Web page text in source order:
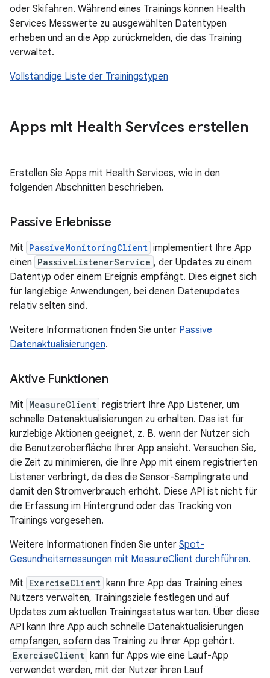
oder Skifahren. Während eines Trainings können Health
Services Messwerte zu ausgewählten Datentypen
erheben und an die App zurückmelden, die das Training
verwaltet.
Vollständige Liste der Trainingstypen
Apps mit Health Services erstellen
Erstellen Sie Apps mit Health Services, wie in den
folgenden Abschnitten beschrieben.
Passive Erlebnisse
Mit PassiveMonitoringClient implementiert Ihre App
einen PassiveListenerService , der Updates zu einem
Datentyp oder einem Ereignis empfängt. Dies eignet sich
für langlebige Anwendungen, bei denen Datenupdates
relativ selten sind.
Weitere Informationen finden Sie unter Passive
Datenaktualisierungen.
Aktive Funktionen
Mit MeasureClient registriert Ihre App Listener, um
schnelle Datenaktualisierungen zu erhalten. Das ist für
kurzlebige Aktionen geeignet, z. B. wenn der Nutzer sich
die Benutzeroberfläche Ihrer App ansieht. Versuchen Sie,
die Zeit zu minimieren, die Ihre App mit einem registrierten
Listener verbringt, da dies die Sensor-Samplingrate und
damit den Stromverbrauch erhöht. Diese API ist nicht für
die Erfassung im Hintergrund oder das Tracking von
Trainings vorgesehen.
Weitere Informationen finden Sie unter Spot-
Gesundheitsmessungen mit MeasureClient durchführen.
Mit ExerciseClient kann Ihre App das Training eines
Nutzers verwalten, Trainingsziele festlegen und auf
Updates zum aktuellen Trainingsstatus warten. Über diese
API kann Ihre App auch schnelle Datenaktualisierungen
empfangen, sofern das Training zu Ihrer App gehört.
ExerciseClient kann für Apps wie eine Lauf-App
verwendet werden, mit der Nutzer ihren Lauf